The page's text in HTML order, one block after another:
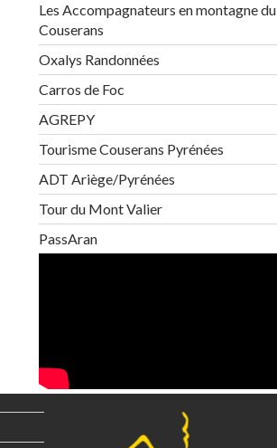
Les Accompagnateurs en montagne du
Couserans
Oxalys Randonnées
Carros de Foc
AGREPY
Tourisme Couserans Pyrénées
ADT Ariège/Pyrénées
Tour du Mont Valier
PassAran